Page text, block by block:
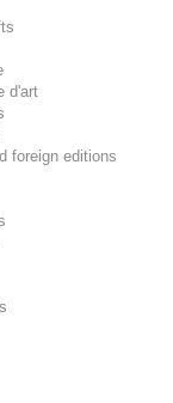
d'art
foreign editions